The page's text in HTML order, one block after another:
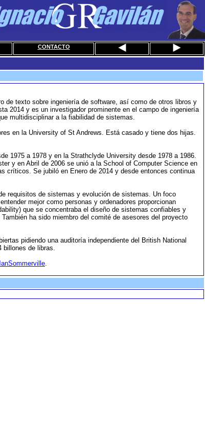
CONTACTO
de texto sobre ingeniería de software, así como de otros libros y
2014 y es un investigador prominente en el campo de ingeniería
multidisciplinar a la fiabilidad de sistemas.
en la University of St Andrews. Está casado y tiene dos hijas.
1975 a 1978 y en la Strathclyde University desde 1978 a 1986.
y en Abril de 2006 se unió a la School of Computer Science en
críticos. Se jubiló en Enero de 2014 y desde entonces continua
requisitos de sistemas y evolución de sistemas. Un foco
mejor como personas y ordenadores proporcionan
que se concentraba el diseño de sistemas confiables y
ha sido miembro del comité de asesores del proyecto
pidiendo una auditoría independiente del British National
billones de libras.
.